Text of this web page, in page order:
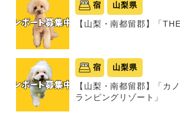
宿 山梨県
【山梨・南都留郡】「
宿 山梨県
【山梨・南都留郡】「カ
ランピングリゾート」